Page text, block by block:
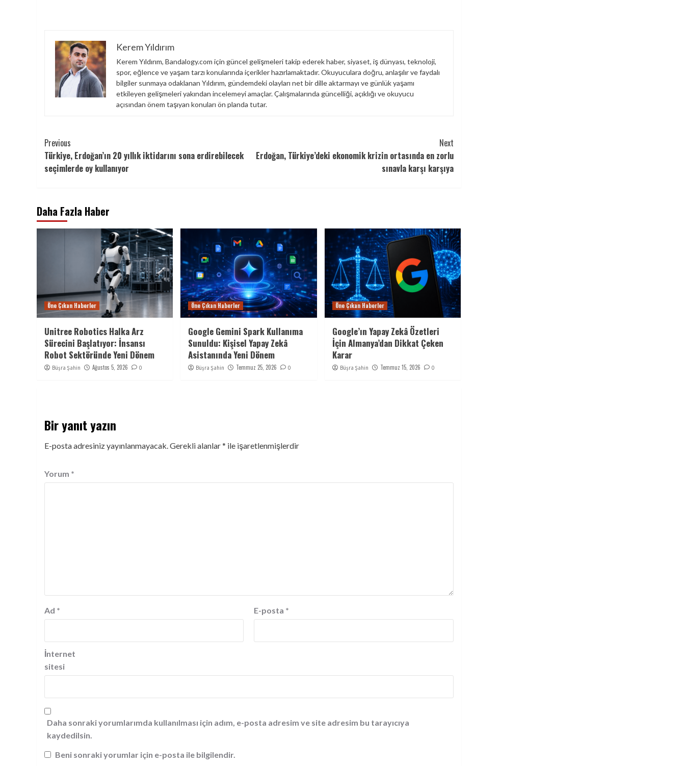
Kerem Yıldırım
Kerem Yıldırım, Bandalogy.com için güncel gelişmeleri takip ederek haber, siyaset, iş dünyası, teknoloji,
spor, eğlence ve yaşam tarzı konularında içerikler hazırlamaktadır. Okuyuculara doğru, anlaşılır ve faydalı
bilgiler sunmaya odaklanan Yıldırım, gündemdeki olayları net bir dille aktarmayı ve günlük yaşamı
etkileyen gelişmeleri yakından incelemeyi amaçlar. Çalışmalarında güncelliği, açıklığı ve okuyucu
açısından önem taşıyan konuları ön planda tutar.
Continue
Reading
Previous
Türkiye, Erdoğan’ın 20 yıllık iktidarını sona erdirebilecek
seçimlerde oy kullanıyor
Next
Erdoğan, Türkiye’deki ekonomik krizin ortasında en zorlu
sınavla karşı karşıya
Daha Fazla Haber
Öne Çıkan Haberler
Unitree Robotics Halka Arz
Sürecini Başlatıyor: İnsansı
Robot Sektöründe Yeni Dönem
Büşra Şahin Ağustos 5, 2026 0
Öne Çıkan Haberler
Google Gemini Spark Kullanıma
Sunuldu: Kişisel Yapay Zekâ
Asistanında Yeni Dönem
Büşra Şahin Temmuz 25, 2026 0
Öne Çıkan Haberler
Google’ın Yapay Zekâ Özetleri
İçin Almanya’dan Dikkat Çeken
Karar
Büşra Şahin Temmuz 15, 2026 0
Bir yanıt yazın
E-posta adresiniz yayınlanmayacak.Gerekli alanlar* ile işaretlenmişlerdir
Yorum *
Ad * E-posta *
İnternet
sitesi
Daha sonraki yorumlarımda kullanılması için adım, e-posta adresim ve site adresim bu tarayıcıya
kaydedilsin.
Beni sonraki yorumlar için e-posta ile bilgilendir.